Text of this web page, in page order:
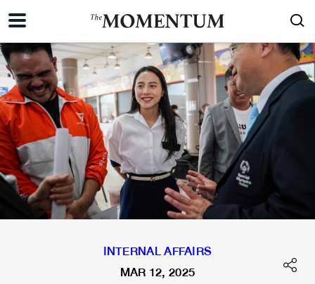
INTERNAL AFFAIRS
MAR 12, 2025